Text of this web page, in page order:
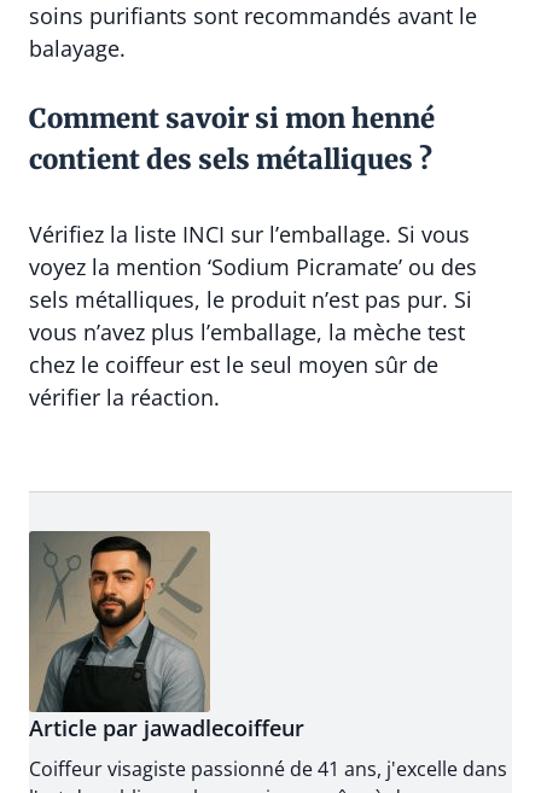
soins purifiants sont recommandés avant le
balayage.
Comment savoir si mon henné
contient des sels métalliques ?
Vérifiez la liste INCI sur l’emballage. Si vous
voyez la mention ‘Sodium Picramate’ ou des
sels métalliques, le produit n’est pas pur. Si
vous n’avez plus l’emballage, la mèche test
chez le coiffeur est le seul moyen sûr de
vérifier la réaction.
Article par jawadlecoiffeur
Coiffeur visagiste passionné de 41 ans, j'excelle dans